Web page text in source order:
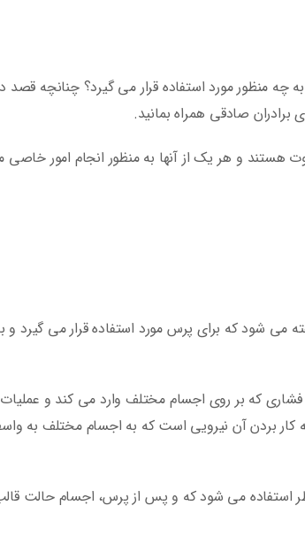
منظور مورد استفاده قرار می گیرد؟ چنانچه قصد
برادران صادقی همراه بمانید.
هستند و هر یک از آنها به منظور انجام امور خاصی
شود که برای پرس مورد استفاده قرار می گیرد و
که بر روی اجسام مختلف وارد می کند و عملیات
کار بردن آن نیرویی است که به اجسام مختلف به
استفاده می شود که و پس از پرس، اجسام حالت